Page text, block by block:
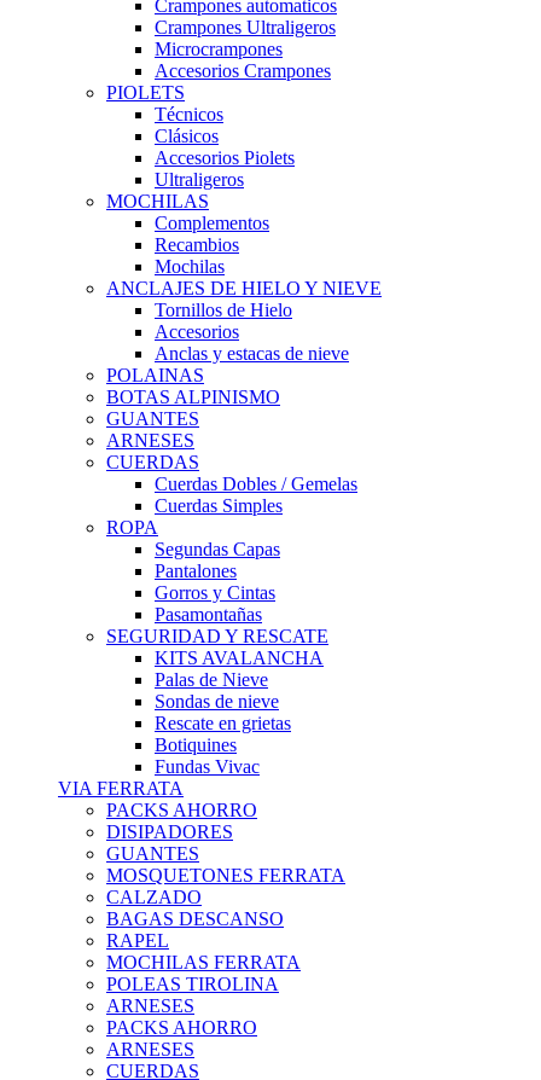
Crampones automaticos
Crampones Ultraligeros
Microcrampones
Accesorios Crampones
PIOLETS
Técnicos
Clásicos
Accesorios Piolets
Ultraligeros
MOCHILAS
Complementos
Recambios
Mochilas
ANCLAJES DE HIELO Y NIEVE
Tornillos de Hielo
Accesorios
Anclas y estacas de nieve
POLAINAS
BOTAS ALPINISMO
GUANTES
ARNESES
CUERDAS
Cuerdas Dobles / Gemelas
Cuerdas Simples
ROPA
Segundas Capas
Pantalones
Gorros y Cintas
Pasamontañas
SEGURIDAD Y RESCATE
KITS AVALANCHA
Palas de Nieve
Sondas de nieve
Rescate en grietas
Botiquines
Fundas Vivac
VIA FERRATA
PACKS AHORRO
DISIPADORES
GUANTES
MOSQUETONES FERRATA
CALZADO
BAGAS DESCANSO
RAPEL
MOCHILAS FERRATA
POLEAS TIROLINA
ARNESES
PACKS AHORRO
ARNESES
CUERDAS